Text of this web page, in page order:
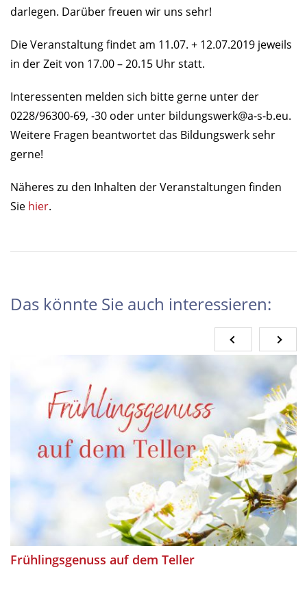
darlegen. Darüber freuen wir uns sehr!
Die Veranstaltung findet am 11.07. + 12.07.2019 jeweils
in der Zeit von 17.00 – 20.15 Uhr statt.
Interessenten melden sich bitte gerne unter der
0228/96300-69, -30 oder unter bildungswerk@a-s-b.eu.
Weitere Fragen beantwortet das Bildungswerk sehr
gerne!
Näheres zu den Inhalten der Veranstaltungen finden
Sie hier.
Das könnte Sie auch interessieren:
Frühlingsgenuss auf dem Teller